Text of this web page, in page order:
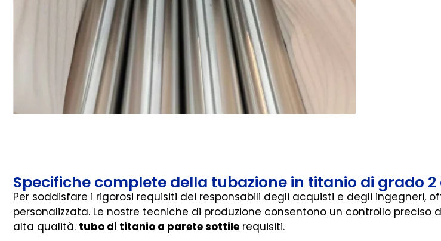
Specifiche complete della tubazione in titanio di grado 2
Per soddisfare i rigorosi requisiti dei responsabili degli acquisti e degli ingegneri,
personalizzata. Le nostre tecniche di produzione consentono un controllo
alta qualità. tubo di titanio a parete sottile requisiti.